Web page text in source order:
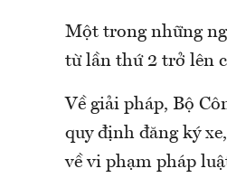
Một trong những
từ lần thứ 2 trở lên
Về giải pháp, Bộ
quy định đăng ký
về vi phạm pháp